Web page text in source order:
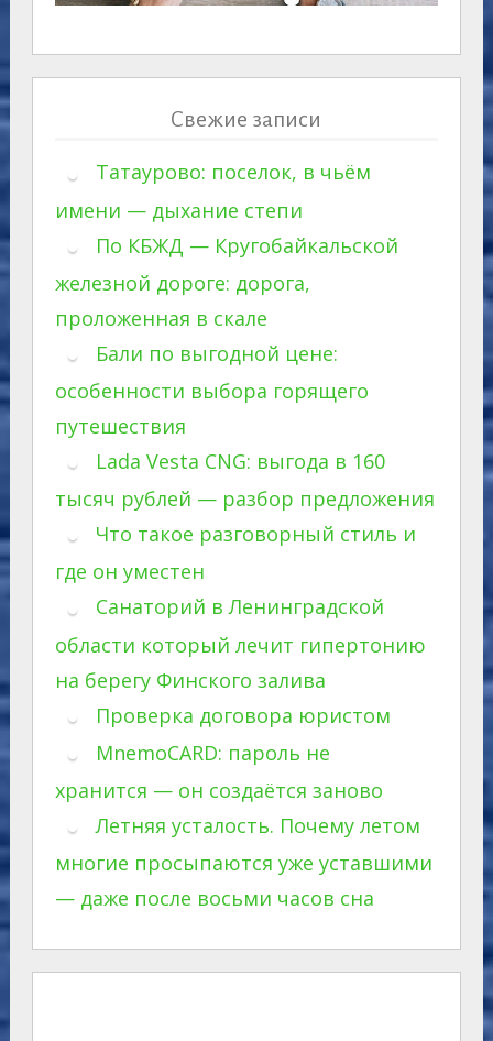
Свежие записи
Татаурово: поселок, в чьём
имени — дыхание степи
По КБЖД — Кругобайкальской
железной дороге: дорога,
проложенная в скале
Бали по выгодной цене:
особенности выбора горящего
путешествия
Lada Vesta CNG: выгода в 160
тысяч рублей — разбор предложения
Что такое разговорный стиль и
где он уместен
Санаторий в Ленинградской
области который лечит гипертонию
на берегу Финского залива
Проверка договора юристом
MnemoCARD: пароль не
хранится — он создаётся заново
Летняя усталость. Почему летом
многие просыпаются уже уставшими
— даже после восьми часов сна